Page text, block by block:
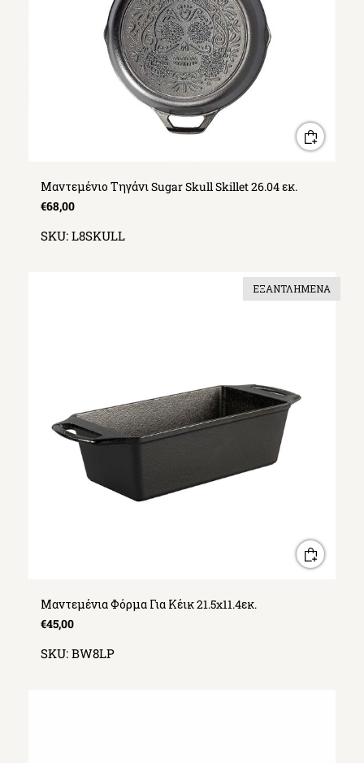
Μαντεμένιο Τηγάνι Sugar Skull Skillet 26.04 εκ.
€68,00
SKU: L8SKULL
ΕΞΑΝΤΛΗΜΈΝΑ
Μαντεμένια Φόρμα Για Κέικ 21.5x11.4εκ.
€45,00
SKU: BW8LP